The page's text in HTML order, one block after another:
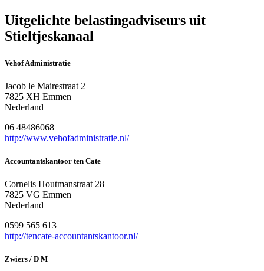
Uitgelichte belastingadviseurs uit
Stieltjeskanaal
Vehof Administratie
Jacob le Mairestraat 2
7825 XH Emmen
Nederland
06 48486068
http://www.vehofadministratie.nl/
Accountantskantoor ten Cate
Cornelis Houtmanstraat 28
7825 VG Emmen
Nederland
0599 565 613
http://tencate-accountantskantoor.nl/
Zwiers / D M